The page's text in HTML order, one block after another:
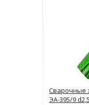
Сварочные
ЭА-395/9 d2,5